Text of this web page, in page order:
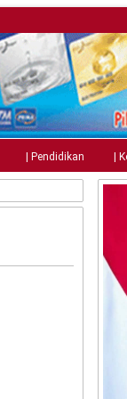
| Pendidikan |